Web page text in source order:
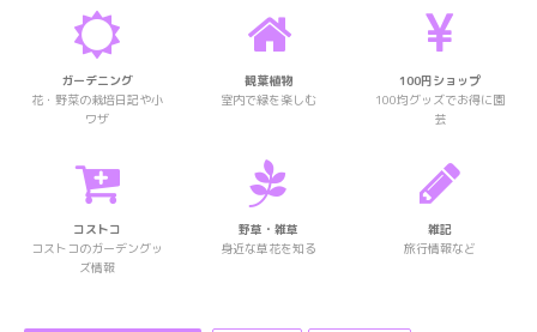
ガーデニング
花・野菜の栽培日記や小
ワザ
観葉植物
室内で緑を楽しむ
100円ショップ
100均グッズでお得に園
芸
コストコ
コストコのガーデングッ
ズ情報
野草・雑草
身近な草花を知る
雑記
旅行情報など